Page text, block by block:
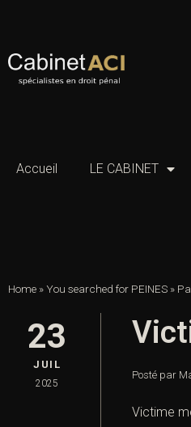
Accueil LE CABINET
Home »You searched for PEINES »
23
JUIL
2025
Posté par
Victime